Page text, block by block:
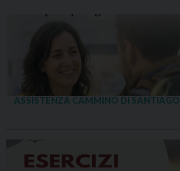
ASSISTENZA CAMMINO DI SANTIAGO